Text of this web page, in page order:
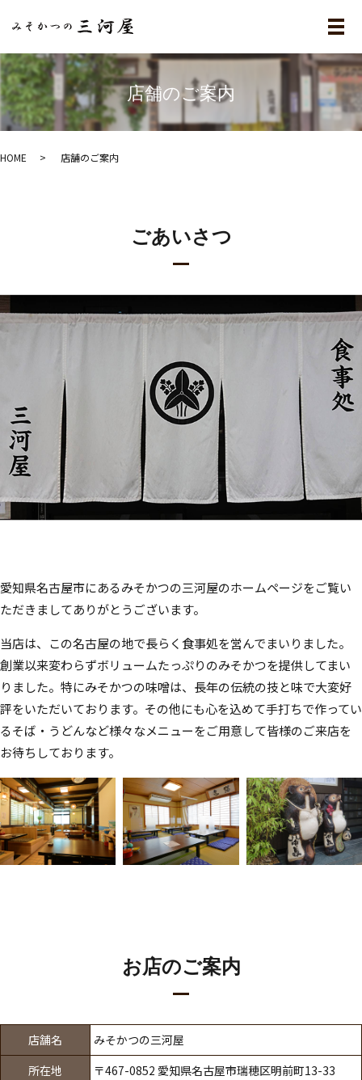
メ
店舗のご案内
HOME 店舗のご案内
ごあいさつ
愛知県名古屋市にあるみそかつの三河屋のホームページをご覧い
ただきましてありがとうございます。
当店は、この名古屋の地で長らく食事処を営んでまいりました。
創業以来変わらずボリュームたっぷりのみそかつを提供してまい
りました。特にみそかつの味噌は、長年の伝統の技と味で大変好
評をいただいております。その他にも心を込めて手打ちで作ってい
るそば・うどんなど様々なメニューをご用意して皆様のご来店を
お待ちしております。
お店のご案内
店舗名
みそかつの三河屋
所在地
〒467-0852 愛知県名古屋市瑞穂区明前町13-33